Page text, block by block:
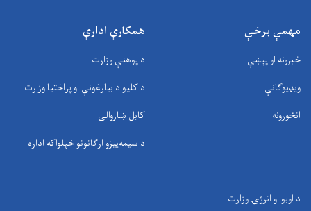
مهمې برخې
خبرونه او پېښې
ویډیوګانې
انځورونه
همکارې ادارې
د پوهنې وزارت
د کلیو د بیارغونې او پراختیا وزارت
کابل ښاروالی
د سيمه‌ييزو ارګانونو خپلواکه اداره
د اوبو او انرژۍ وزارت